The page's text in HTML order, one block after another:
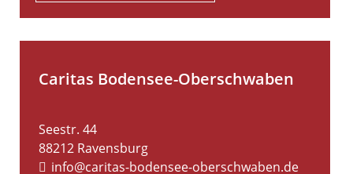
Caritas Bodensee-Oberschwaben
Seestr. 44
88212 Ravensburg
info@caritas-bodensee-oberschwaben.de